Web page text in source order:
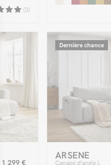
(3)
1 299 €
Dernière chance
ARSENE
Canapé d'angle L